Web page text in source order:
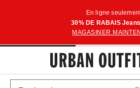
En ligne
30% DE RABAIS
MAGASINER